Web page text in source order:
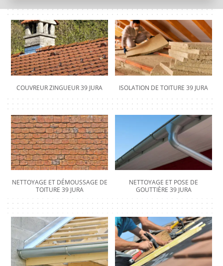
COUVREUR ZINGUEUR 39 JURA ISOLATION DE TOITURE 39 JURA
NETTOYAGE ET DÉMOUSSAGE DE
TOITURE 39 JURA
NETTOYAGE ET POSE DE
GOUTTIÈRE 39 JURA